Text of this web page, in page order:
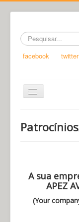
Pesquisar...
facebook twitter
Ativar/Desativar
navegação
Organização/
Local/Venue
Patrocínios/
A sua
APEZ
(Your